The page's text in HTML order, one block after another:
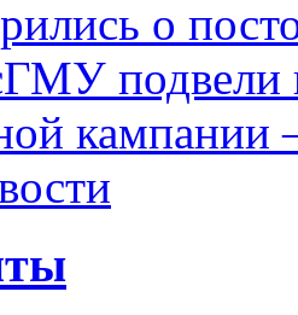
о
подвели
кампании